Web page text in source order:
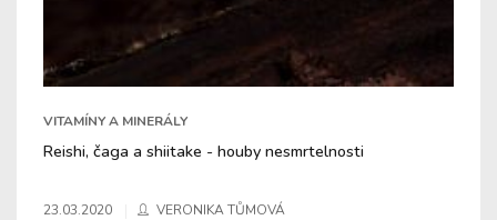
VITAMÍNY A MINERÁLY
Reishi, čaga a shiitake - houby nesmrtelnosti
23.03.2020 VERONIKA TŮMOVÁ